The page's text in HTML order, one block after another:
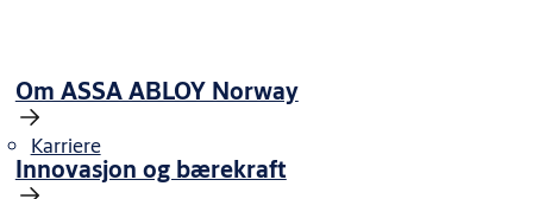
Vi står klare for å hjelpe deg!
Kontakt oss
Om ASSA ABLOY Norway
Karriere
Innovasjon og bærekraft